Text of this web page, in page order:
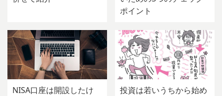
ポイント
NISA口座は開設したけ
投資は若いうちから始め